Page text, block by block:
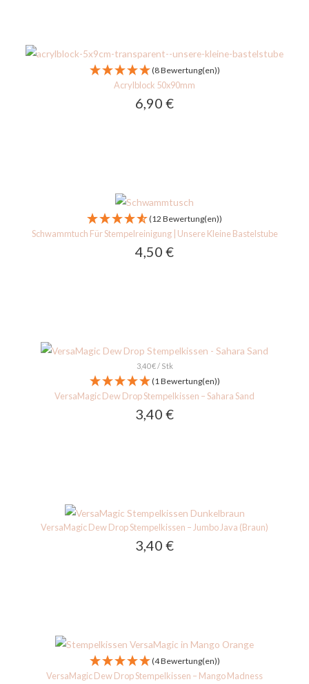
(8 Bewertung(en))
Acrylblock 50x90mm
6,90 €
(12 Bewertung(en))
Schwammtuch Für Stempelreinigung | Unsere Kleine Bastelstube
4,50 €
3,40€/ Stk
(1 Bewertung(en))
VersaMagic Dew Drop Stempelkissen – Sahara Sand
3,40 €
VersaMagic Dew Drop Stempelkissen – Jumbo Java (Braun)
3,40 €
(4 Bewertung(en))
VersaMagic Dew Drop Stempelkissen – Mango Madness